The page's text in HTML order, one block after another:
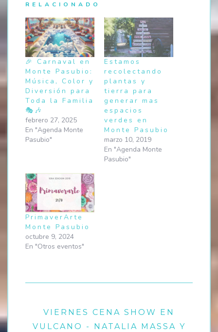
RELACIONADO
🎉 Carnaval en
Monte Pasubio:
Música, Color y
Diversión para
Toda la Familia
🎭🎶
febrero 27, 2025
En "Agenda Monte
Pasubio"
Estamos
recolectando
plantas y
tierra para
generar mas
espacios
verdes en
Monte Pasubio
marzo 10, 2019
En "Agenda Monte
Pasubio"
PrimaverArte
Monte Pasubio
octubre 9, 2024
En "Otros eventos"
VIERNES CENA SHOW EN
VULCANO - NATALIA MASSA Y